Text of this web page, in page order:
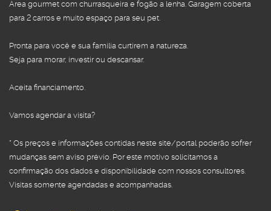
Área gourmet com churrasqueira e fogão a lenha. Garagem coberta
para 2 carros e muito espaço para seu pet.
Pronta para você e sua família curtirem a natureza.
Seja para morar, investir ou descansar.
Aceita financiamento.
Vamos agendar a visita?
* Os preços e informações contidas neste site/portal poderão sofrer
mudanças sem aviso prévio. Por este motivo solicitamos a
confirmação dos dados e disponibilidade com nossos consultores.
Visitas somente agendadas e acompanhadas.